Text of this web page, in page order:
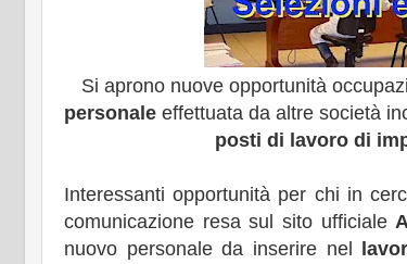
Si aprono nuove opportunità
personale effettuata da altre società
posti di lavoro di
Interessanti opportunità per chi in
comunicazione resa sul sito ufficiale
nuovo personale da inserire nel